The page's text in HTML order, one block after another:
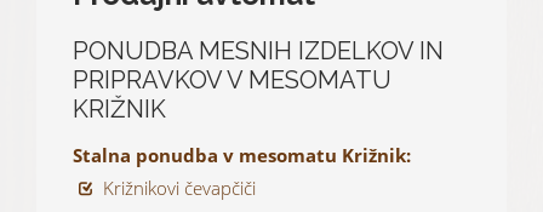
PONUDBA MESNIH IZDELKOV IN
PRIPRAVKOV V MESOMATU
KRIŽNIK
Stalna ponudba v mesomatu Križnik:
Križnikovi čevapčiči